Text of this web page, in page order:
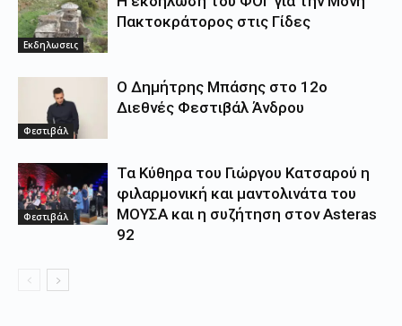
Εκδηλωσεις
Πακτοκράτορος στις Γίδες
Φεστιβάλ
Ο Δημήτρης Μπάσης στο 12ο
Διεθνές Φεστιβάλ Άνδρου
Φεστιβάλ
Τα Κύθηρα του Γιώργου Κατσαρού η
φιλαρμονική και μαντολινάτα του
ΜΟΥΣΑ και η συζήτηση στον Asteras
92